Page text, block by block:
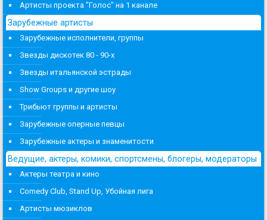
Артисты проекта "Голос" на 1 канале
Зарубежные артисты
Зарубежные исполнители, группы
Звезды дискотек 80 - 90-х
Звезды итальянской эстрады
Show Groups и другие шоу
Трибьют группы и артисты
Зарубежные оперные певцы
Зарубежные актеры и знаменитости
Ведущие, актеры, комики, спортсмены, блогеры, модераторы
Актеры театра и кино
Comedy Club, Stand Up, Убойная лига
Артисты мюзиклов